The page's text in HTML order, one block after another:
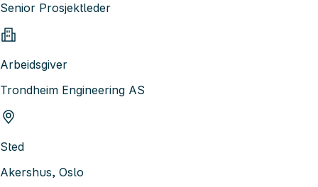
Senior Prosjektleder
Arbeidsgiver
Trondheim Engineering AS
Sted
Akershus, Oslo